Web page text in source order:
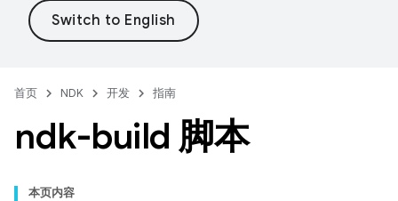
首页 NDK 开发 指南
ndk-build 脚本
本页内容